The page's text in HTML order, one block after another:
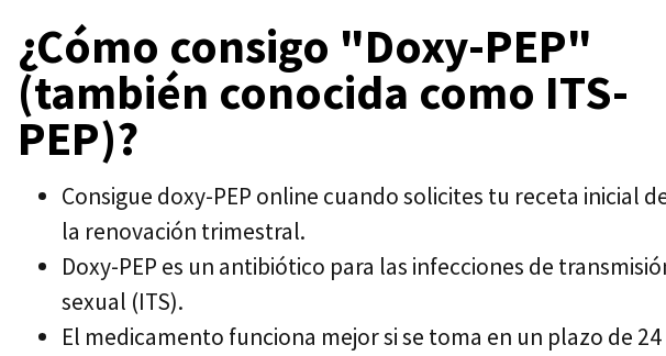
¿Cómo consigo "Doxy-PEP"
(también conocida como ITS-
PEP)?
Consigue doxy-PEP online cuando solicites tu receta inicial
la renovación trimestral.
Doxy-PEP es un antibiótico para las infecciones de
sexual (ITS).
El medicamento funciona mejor si se toma en un plazo de 24